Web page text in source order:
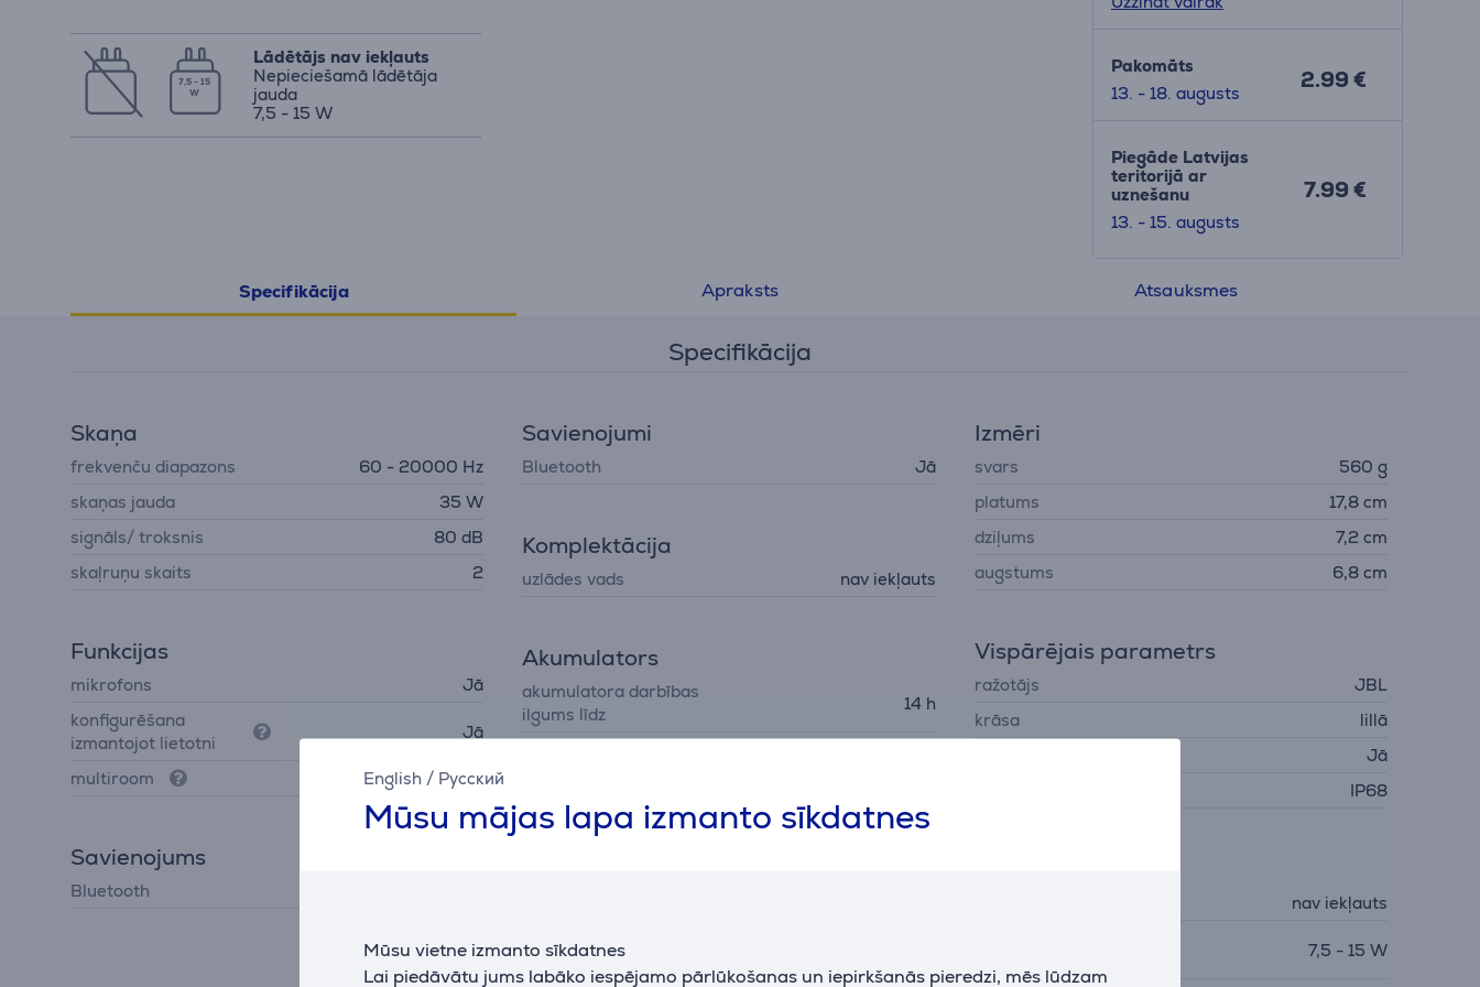
English / Русский
Mūsu mājas lapa izmanto sīkdatnes
Mūsu vietne izmanto sīkdatnes
Lai piedāvātu jums labāko iespējamo pārlūkošanas un iepirkšanās pieredzi, mēs lūdzam
7,5 - 15
W
Lādētājs nav iekļauts
Nepieciešamā lādētāja
jauda
7,5 - 15 W
Pakomāts
13. - 18. augusts
2.99 €
Piegāde Latvijas
teritorijā ar
uznešanu
13. - 15. augusts
7.99 €
Specifikācija Apraksts Atsauksmes
Specifikācija
Skaņa
frekvenču diapazons
60 - 20000 Hz
skaņas jauda
35 W
signāls/ troksnis
80 dB
skaļruņu skaits
2
Funkcijas
mikrofons
Jā
konfigurēšana
izmantojot lietotni
Jā
multiroom Jā
Savienojums
Bluetooth
Savienojumi
Bluetooth Jā
Komplektācija
uzlādes vads nav iekļauts
Akumulators
akumulatora darbības
ilgums līdz
14 h
Izmēri
svars
560 g
platums
17,8 cm
dziļums
7,2 cm
augstums
6,8 cm
Vispārējais parametrs
ražotājs
JBL
krāsa
lillā
Jā
IP68
nav iekļauts
7,5 - 15 W